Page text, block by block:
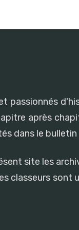
passionnés
après
dans le
site les
classeurs sont